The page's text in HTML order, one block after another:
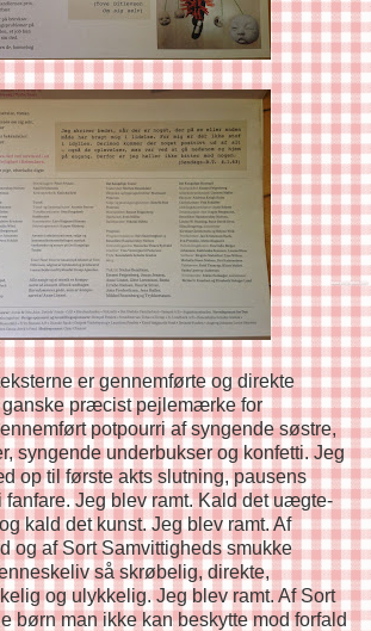
er gennemførte og direkte
præcist pejlemærke for
potpourri af syngende søstre,
syngende underbukser og konfetti. Jeg
op til første akts slutning, pausens
fanfare. Jeg blev ramt. Kald det uægte-
kald det kunst. Jeg blev ramt. Af
og af Sort Samvittigheds smukke
så skrøbelig, direkte,
og ulykkelig. Jeg blev ramt. Af Sort
børn man ikke kan beskytte mod forfald